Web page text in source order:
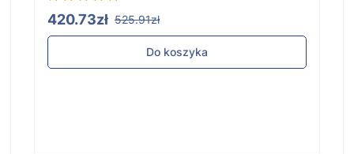
420.73zł 525.91zł
Do koszyka